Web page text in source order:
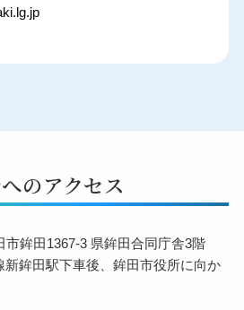
のアクセス
鉾田1367-3 県鉾田合同庁舎3階
新鉾田駅下車後、鉾田市役所に向か